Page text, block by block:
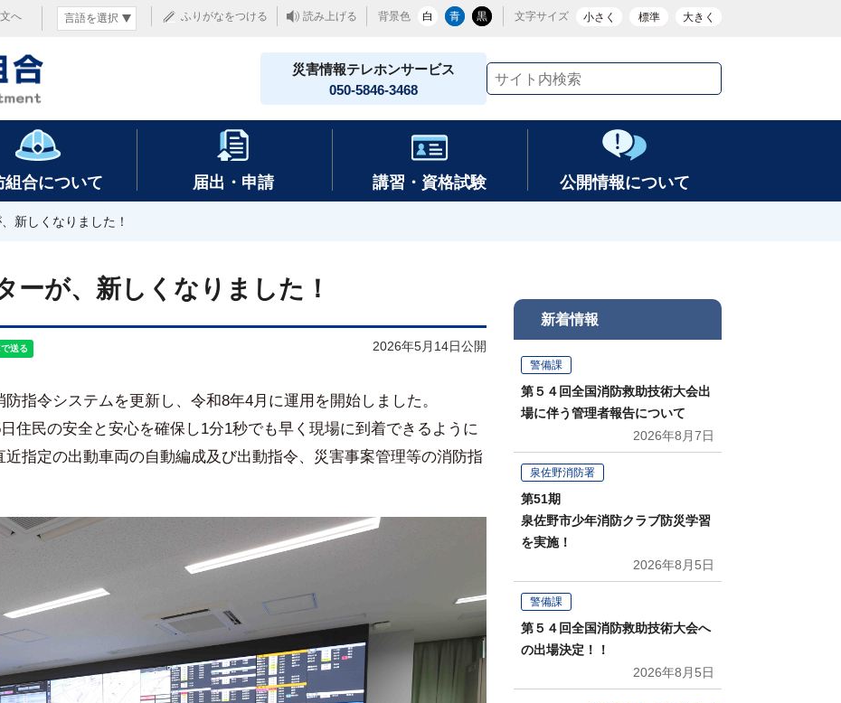
へ ふりがなをつける 読み上げる 背景色 白 青 黒 文字サイズ 小さく 標準 大きく
災害情報テレホンサービス
050-5846-3468
組合について 届出・申請 講習・資格試験 公開情報について
新しくなりました！
ーが、新しくなりました！
2026年5月14日公開
指令システムを更新し、令和8年4月に運用を開始しました。
住民の安全と安心を確保し1分1秒でも早く現場に到着できるように
指定の出動車両の自動編成及び出動指令、災害事案管理等の消防指
新着情報
警備課
第５４回全国消防救助技術大会出
場に伴う管理者報告について
2026年8月7日
泉佐野消防署
第51期
泉佐野市少年消防クラブ防災学習
を実施！
2026年8月5日
警備課
第５４回全国消防救助技術大会へ
の出場決定！！
2026年8月5日